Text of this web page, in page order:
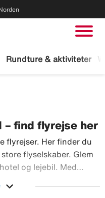
Rundture & aktiviteter
– find flyrejse her
flyrejser. Her finder du
flyselskaber. Glem
og lejebil. Med
expand_more